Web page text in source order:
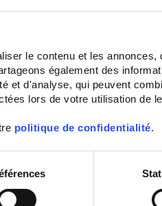
le contenu et les
également des
et d'analyse, qui peuvent
lors de votre utilisation de
politique de confidentialité.